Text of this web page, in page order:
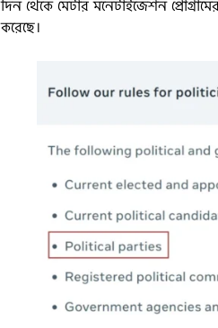
দিন থেকে মেটার মনেটাইজেশন
করেছে।